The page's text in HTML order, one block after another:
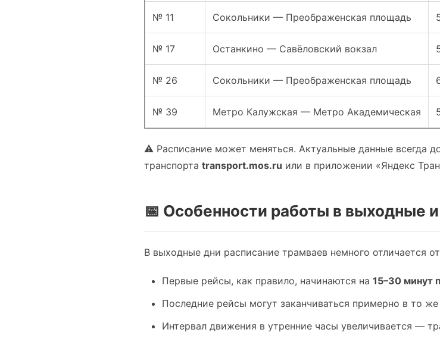
№ 11 Сокольники — Преображенская площадь
№ 17 Останкино — Савёловский вокзал
№ 26 Сокольники — Преображенская площадь
№ 39 Метро Калужская — Метро Академическая
⚠️ Расписание может меняться. Актуальные данные всегда
транспорта transport.mos.ru или в приложении «Яндекс
📅 Особенности работы в выходные
В выходные дни расписание трамваев немного отличается
Первые рейсы, как правило, начинаются на 15–30 минут
Последние рейсы могут заканчиваться примерно в то
Интервал движения в утренние часы увеличивается —